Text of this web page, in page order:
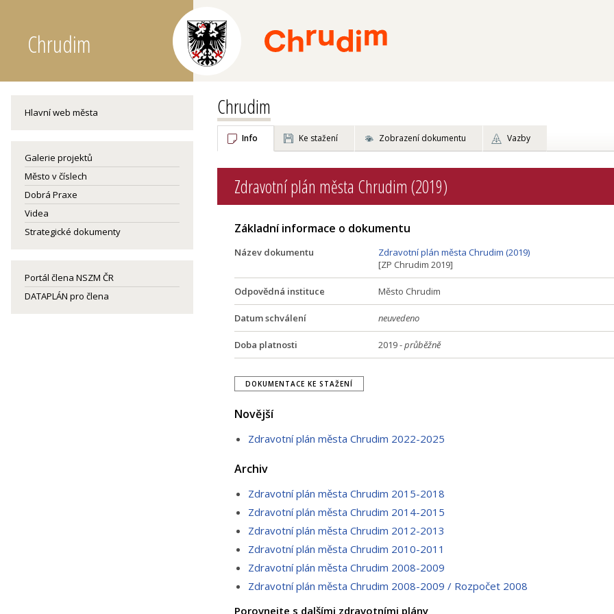
Chrudim
Hlavní web města
Galerie projektů
Město v číslech
Dobrá Praxe
Videa
Strategické dokumenty
Portál člena NSZM ČR
DATAPLÁN pro člena
Chrudim
Info Ke stažení Zobrazení dokumentu Vazby
Zdravotní plán města Chrudim (2019)
Základní informace o dokumentu
Název dokumentu
Zdravotní plán města Chrudim (2019)
[ZP Chrudim 2019]
Odpovědná instituce Město Chrudim
Datum schválení neuvedeno
Doba platnosti 2019 -průběžně
DOKUMENTACE KE STAŽENÍ
Novější
Zdravotní plán města Chrudim 2022-2025
Archiv
Zdravotní plán města Chrudim 2015-2018
Zdravotní plán města Chrudim 2014-2015
Zdravotní plán města Chrudim 2012-2013
Zdravotní plán města Chrudim 2010-2011
Zdravotní plán města Chrudim 2008-2009
Zdravotní plán města Chrudim 2008-2009 / Rozpočet 2008
Porovnejte s dalšími zdravotními plány